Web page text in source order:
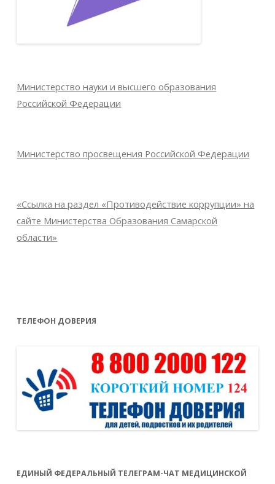
Министерство науки и высшего образования
Российской Федерации
Министерство просвещения Российской Федерации
«Ссылка на раздел «Противодействие коррупции» на
сайте Министерства Образования Самарской
области»
ТЕЛЕФОН ДОВЕРИЯ
ЕДИНЫЙ ФЕДЕРАЛЬНЫЙ ТЕЛЕГРАМ-ЧАТ МЕДИЦИНСКОЙ